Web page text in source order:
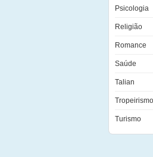
Psicologia
Religião
Romance
Saúde
Talian
Tropeirismo
Turismo